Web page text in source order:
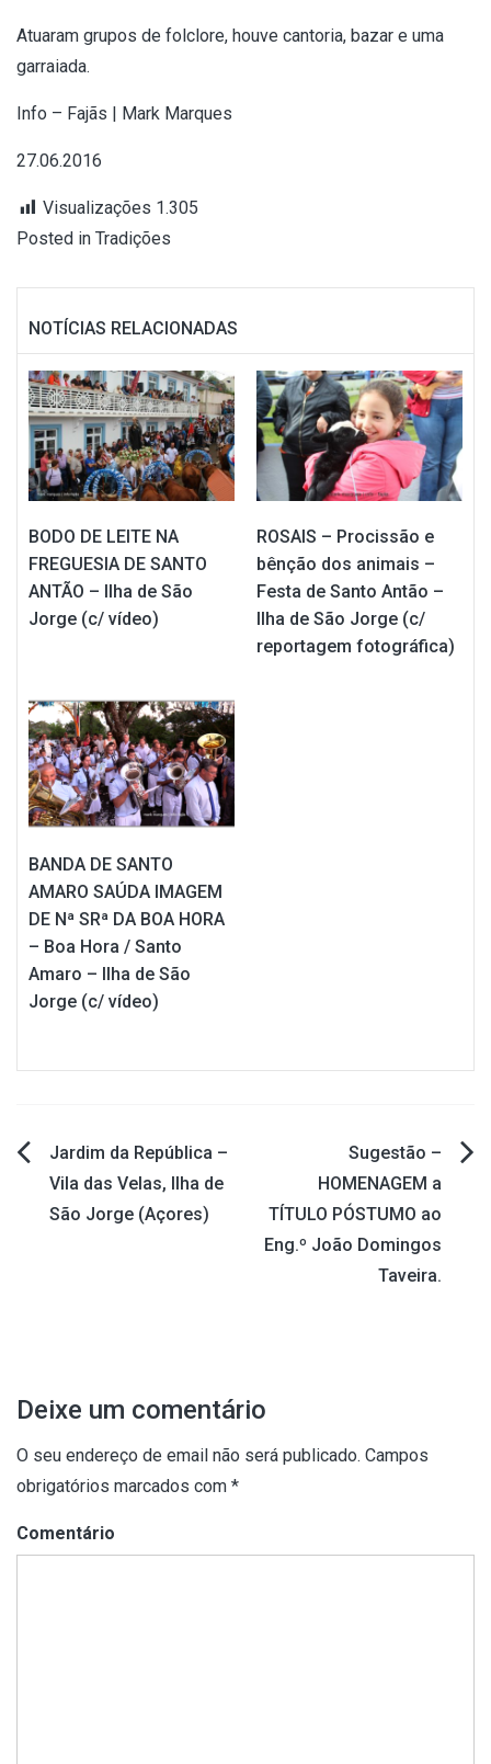
Atuaram grupos de folclore, houve cantoria, bazar e uma
garraiada.
Info – Fajãs | Mark Marques
27.06.2016
Visualizações 1.305
Posted in Tradições
NOTÍCIAS RELACIONADAS
BODO DE LEITE NA
FREGUESIA DE SANTO
ANTÃO – Ilha de São
Jorge (c/ vídeo)
ROSAIS – Procissão e
bênção dos animais –
Festa de Santo Antão –
Ilha de São Jorge (c/
reportagem fotográfica)
BANDA DE SANTO
AMARO SAÚDA IMAGEM
DE Nª SRª DA BOA HORA
– Boa Hora / Santo
Amaro – Ilha de São
Jorge (c/ vídeo)
Navegação
Jardim da República –
Vila das Velas, Ilha de
São Jorge (Açores)
Sugestão –
HOMENAGEM a
TÍTULO PÓSTUMO ao
Eng.º João Domingos
Taveira.
Deixe um comentário
O seu endereço de email não será publicado. Campos
obrigatórios marcados com *
Comentário